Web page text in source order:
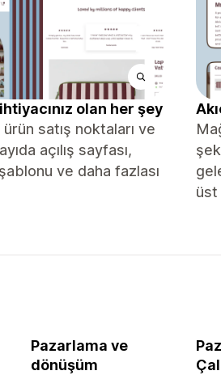
olan her şey
satış noktaları ve
açılış sayfası,
ve daha fazlası
üst
Pazarlama ve
dönüşüm